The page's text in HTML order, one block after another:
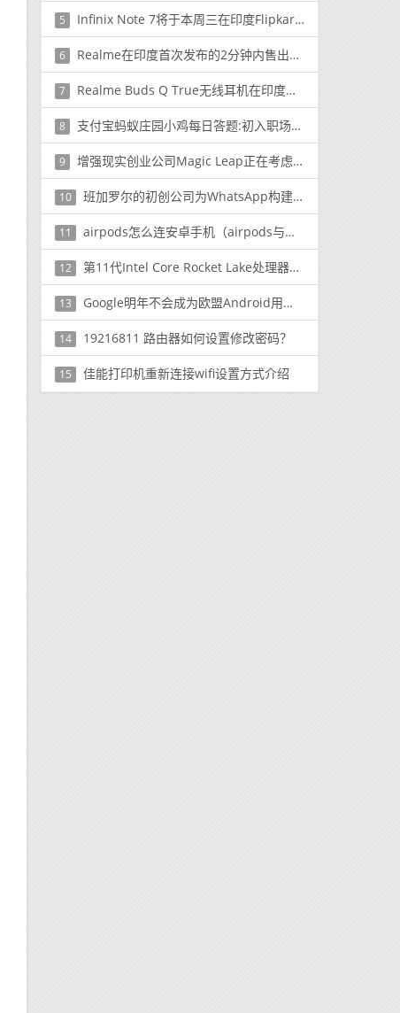
5 Infinix Note 7将于本周三在印度Flipkart上市
6 Realme在印度首次发布的2分钟内售出了超过15万个C11单元
7 Realme Buds Q True无线耳机在印度尼西亚获得认证
8 支付宝蚂蚁庄园小鸡每日答题:初入职场的小明想开始对工资理财
9 增强现实创业公司Magic Leap正在考虑出售自己
10 班加罗尔的初创公司为WhatsApp构建AI助手来帮助企业
11 airpods怎么连安卓手机（airpods与手机连接教程）
12 第11代Intel Core Rocket Lake处理器的技术规格泄漏
13 Google明年不会成为欧盟Android用户的默认搜索引擎
14 19216811 路由器如何设置修改密码？
15 佳能打印机重新连接wifi设置方式介绍